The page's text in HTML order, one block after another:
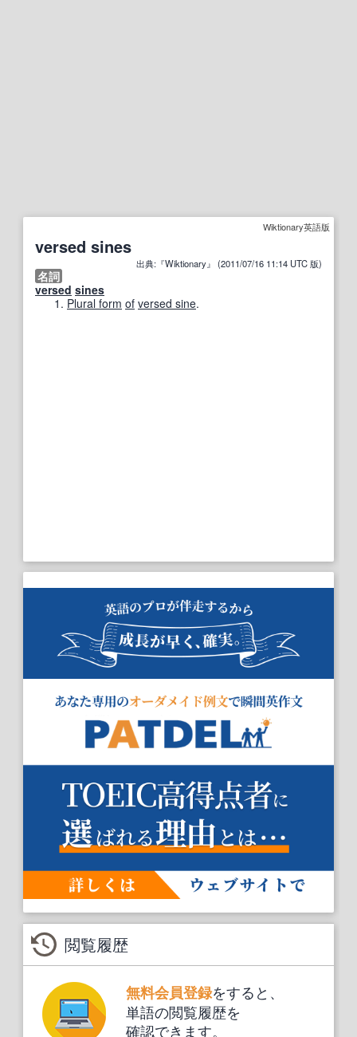
Wiktionary英語版
versed sines
出典:『Wiktionary』 (2011/07/16 11:14 UTC 版)
名詞
versed sines
Plural form of versed sine.
閲覧履歴
無料会員登録をすると、
単語の閲覧履歴を
確認できます。